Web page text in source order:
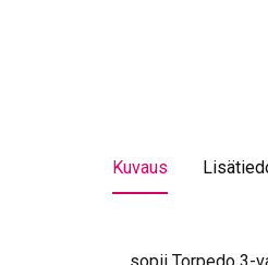
Kuvaus